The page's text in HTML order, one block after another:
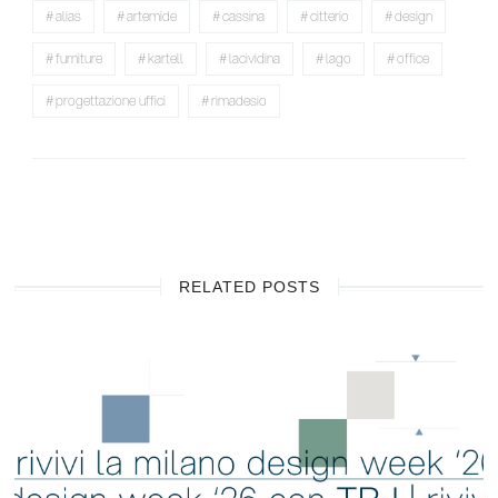
alias artemide cassina citterio design
furniture kartell lacividina lago office
progettazione uffici rimadesio
RELATED POSTS